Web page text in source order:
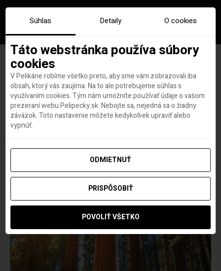
Slávne sekvoje v Kalifornii
zrejme prežijú masívne
požiare. Sú extrémne odolné
autorHana Hudson 31. AUGUSTA 2020
Súhlas Detaily O cookies
Táto webstránka používa súbory
cookies
V Pelikáne robíme všetko preto, aby sme vám zobrazovali iba
obsah, ktorý vás zaujíma. Na to ale potrebujeme súhlas s
využívaním cookies. Tým nám umožníte používať údaje o vašom
prezeraní webu Pelipecky.sk. Nebojte sa, nejedná sa o žiadny
záväzok. Toto nastavenie môžete kedykoľvek upraviť alebo
vypnúť.
ODMIETNUŤ
PRISPÔSOBIŤ
POVOLIŤ VŠETKO